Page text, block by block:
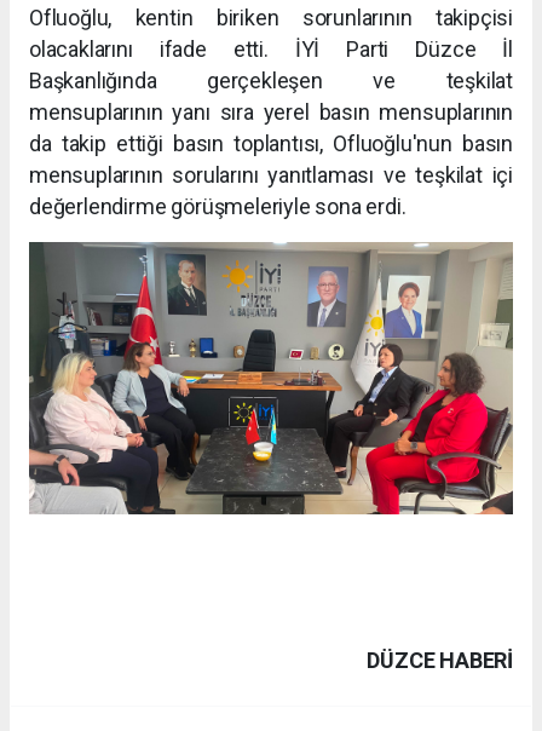
Ofluoğlu, kentin biriken sorunlarının takipçisi
olacaklarını ifade etti. İYİ Parti Düzce İl
Başkanlığında gerçekleşen ve teşkilat
mensuplarının yanı sıra yerel basın mensuplarının
da takip ettiği basın toplantısı, Ofluoğlu'nun basın
mensuplarının sorularını yanıtlaması ve teşkilat içi
değerlendirme görüşmeleriyle sona erdi.
DÜZCE HABERİ